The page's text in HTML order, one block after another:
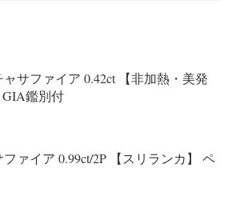
サファイア 0.42ct 【非加熱・美発
鑑別付
ァイア 0.99ct/2P 【スリランカ】 ペ